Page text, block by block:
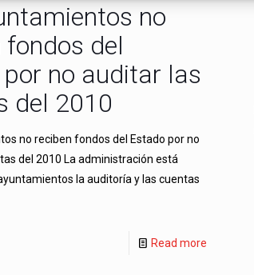
no
fondos del
no auditar las
del 2010
no reciben fondos del Estado por no
del 2010 La administración está
la auditoría y las cuentas
Read more